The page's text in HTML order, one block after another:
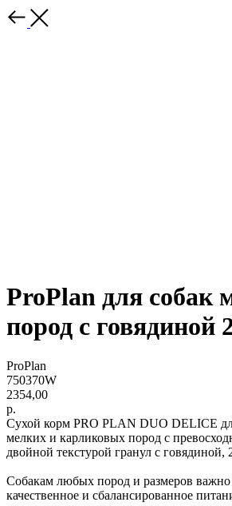
ProPlan для собак
пород с говядиной
ProPlan
750370W
2354,00
р.
Сухой корм PRO PLAN DUO DELICE
мелких и карликовых пород с
двойной текстурой гранул с говядиной,
Собакам любых пород и размеров важно
качественное и сбалансированное